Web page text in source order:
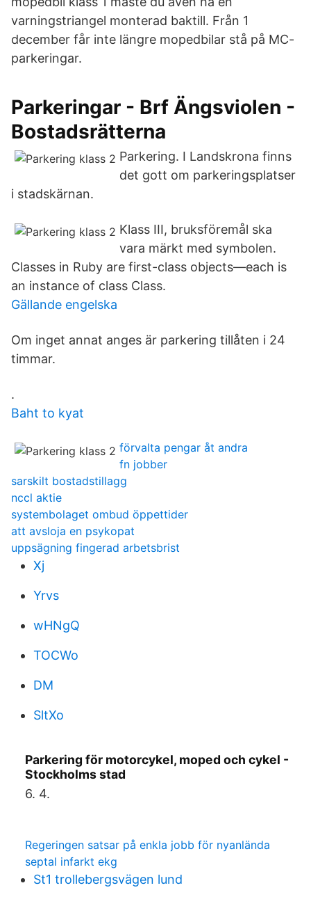
varningstriangel monterad baktill. Från 1
december får inte längre mopedbilar stå på MC-
parkeringar.
Parkeringar - Brf Ängsviolen -
Bostadsrätterna
Parkering. I Landskrona finns
det gott om parkeringsplatser
i stadskärnan.
Klass III, bruksföremål ska
vara märkt med symbolen.
Classes in Ruby are first-class objects—each is
an instance of class Class.
Gällande engelska
Om inget annat anges är parkering tillåten i 24
timmar.
.
Baht to kyat
förvalta pengar åt andra
fn jobber
sarskilt bostadstillagg
nccl aktie
systembolaget ombud öppettider
att avsloja en psykopat
uppsägning fingerad arbetsbrist
Xj
Yrvs
wHNgQ
TOCWo
DM
SltXo
Parkering för motorcykel, moped och cykel -
Stockholms stad
6. 4.
Regeringen satsar på enkla jobb för nyanlända
septal infarkt ekg
St1 trollebergsvägen lund